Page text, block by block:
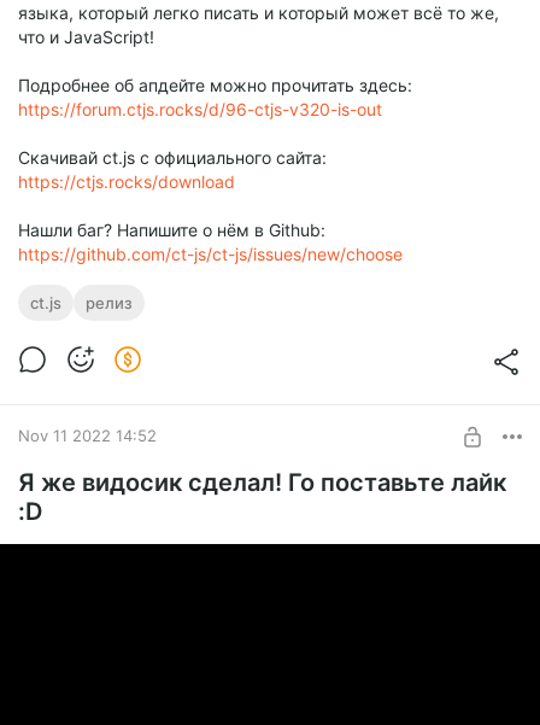
языка, который легко писать и который может всё то же,
что и JavaScript!
Подробнее об апдейте можно прочитать здесь:
https://forum.ctjs.rocks/d/96-ctjs-v320-is-out
Скачивай ct.js с официального сайта:
https://ctjs.rocks/download
Нашли баг? Напишите о нём в Github:
https://github.com/ct-js/ct-js/issues/new/choose
ct.js релиз
Nov 11 2022 14:52
Я же видосик сделал! Го поставьте лайк
:D